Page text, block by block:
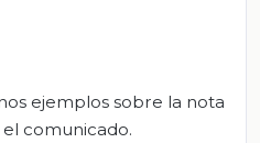
ejemplos sobre la nota
comunicado.